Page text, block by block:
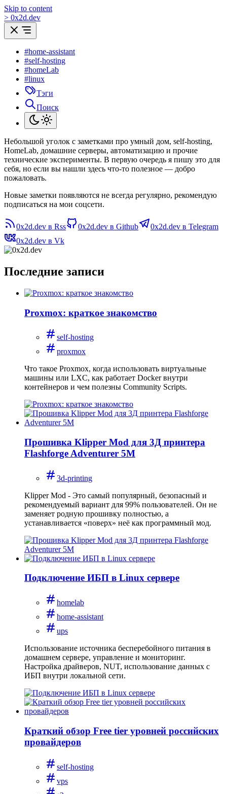
Skip to content
> 0x2d.dev
#home-assistant
#self-hosting
#homeLab
#linux
Тэги
Поиск
Небольшой уголок с заметками про умный дом, self-hosting,
HomeLab, домашние серверы, автоматизацию и прочие
технические эксперименты. В первую очередь я пишу это для
себя, но если вы нашли здесь что-то полезное — добро
пожаловать.
Новые заметки появляются не всегда регулярно, рекомендую
подписаться на мои соцсети.
0x2d.dev в Rss 0x2d.dev в Github
0x2d.dev в Telegram
0x2d.dev в Vk
Последние записи
Proxmox: краткое знакомство
self-hosting
proxmox
Что такое Proxmox, когда использовать виртуальные
машины или LXC, как работает Docker внутри
контейнеров и чем полезны Community Scripts.
Прошивка Klipper Mod для 3Д принтера
Flashforge Adventurer 5M
3d-printing
Klipper Mod - Это самый популярный, безопасный и
рекомендуемый вариант для 99% пользователей. Он не
заменяет родную прошивку полностью, а
устанавливается «поверх» неё как программный мод.
Подключение ИБП в Linux сервере
homelab
home-assistant
ups
Использование источника бесперебойного питания в
домашнем сервере, управление и мониторинг.
Настройка драйверов, NUT, использование данных с
ИБП внутри локальной сети.
Краткий обзор Free tier уровней российских
провайдеров
self-hosting
vps